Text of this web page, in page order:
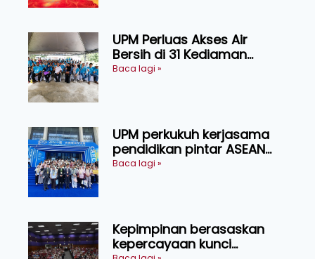
UPM Perluas Akses Air
Bersih di 31 Kediaman
Orang Asli Tasik Chini
Baca lagi »
UPM perkukuh kerjasama
pendidikan pintar ASEAN
menerusi lawatan rasmi ke
Baca lagi »
Kepimpinan berasaskan
kepercayaan kunci